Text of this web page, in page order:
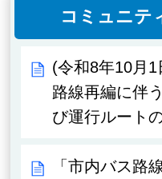
コミュニ
(令和8年10月
路線再編に伴
び運行ルート
「市内バス路